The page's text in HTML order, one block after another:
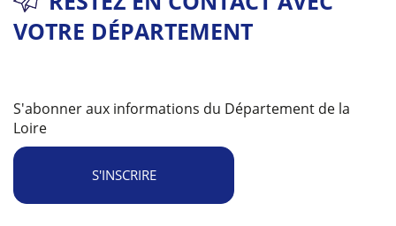
VOTRE DÉPARTEMENT
S'abonner aux informations du Département de la
Loire
S'INSCRIRE